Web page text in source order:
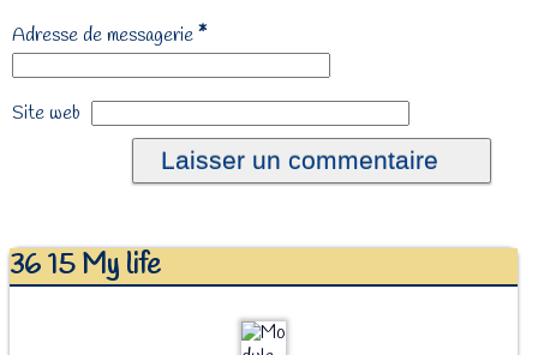
Adresse de messagerie*
Site web
36 15 My life